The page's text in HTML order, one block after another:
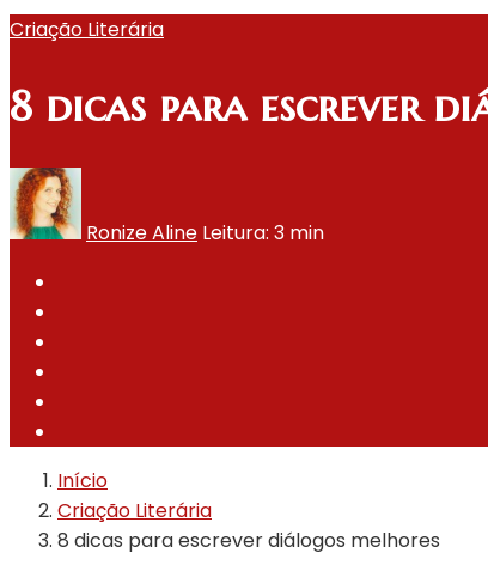
Criação Literária
8 dicas para escrever
Ronize Aline Leitura: 3 min
Início
Criação Literária
8 dicas para escrever diálogos melhores